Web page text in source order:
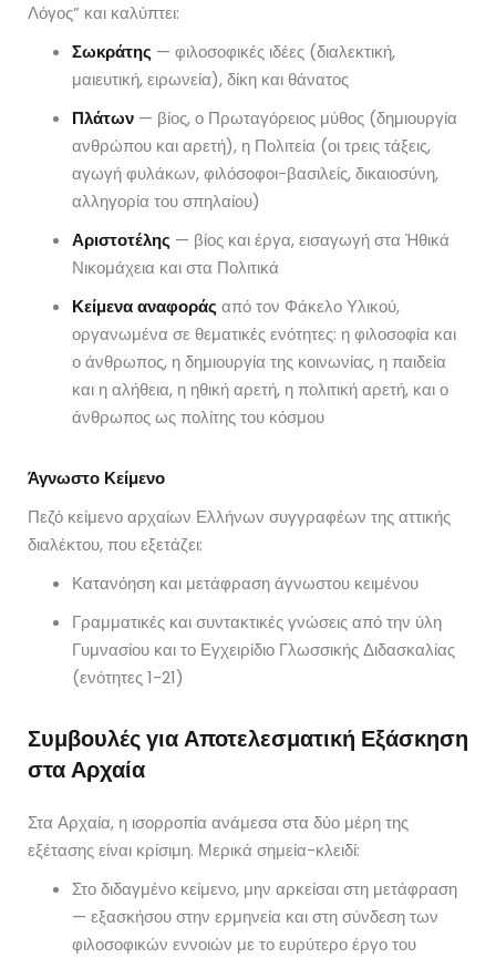
Λόγος” και καλύπτει:
Σωκράτης — φιλοσοφικές ιδέες (διαλεκτική,
μαιευτική, ειρωνεία), δίκη και θάνατος
Πλάτων — βίος, ο Πρωταγόρειος μύθος (δημιουργία
ανθρώπου και αρετή), η Πολιτεία (οι τρεις τάξεις,
αγωγή φυλάκων, φιλόσοφοι-βασιλείς, δικαιοσύνη,
αλληγορία του σπηλαίου)
Αριστοτέλης — βίος και έργα, εισαγωγή στα Ἠθικά
Νικομάχεια και στα Πολιτικά
Κείμενα αναφοράςαπό τον Φάκελο Υλικού,
οργανωμένα σε θεματικές ενότητες: η φιλοσοφία και
ο άνθρωπος, η δημιουργία της κοινωνίας, η παιδεία
και η αλήθεια, η ηθική αρετή, η πολιτική αρετή, και ο
άνθρωπος ως πολίτης του κόσμου
Άγνωστο Κείμενο
Πεζό κείμενο αρχαίων Ελλήνων συγγραφέων της αττικής
διαλέκτου, που εξετάζει:
Κατανόηση και μετάφραση άγνωστου κειμένου
Γραμματικές και συντακτικές γνώσεις από την ύλη
Γυμνασίου και το Εγχειρίδιο Γλωσσικής Διδασκαλίας
(ενότητες 1-21)
Συμβουλές για Αποτελεσματική Εξάσκηση
στα Αρχαία
Στα Αρχαία, η ισορροπία ανάμεσα στα δύο μέρη της
εξέτασης είναι κρίσιμη. Μερικά σημεία-κλειδί:
Στο διδαγμένο κείμενο, μην αρκείσαι στη μετάφραση
— εξασκήσου στην ερμηνεία και στη σύνδεση των
φιλοσοφικών εννοιών με το ευρύτερο έργο του